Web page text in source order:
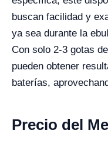
buscan facilidad y
ya sea durante la
Con solo 2-3 gotas
pueden obtener
baterías,
Precio del